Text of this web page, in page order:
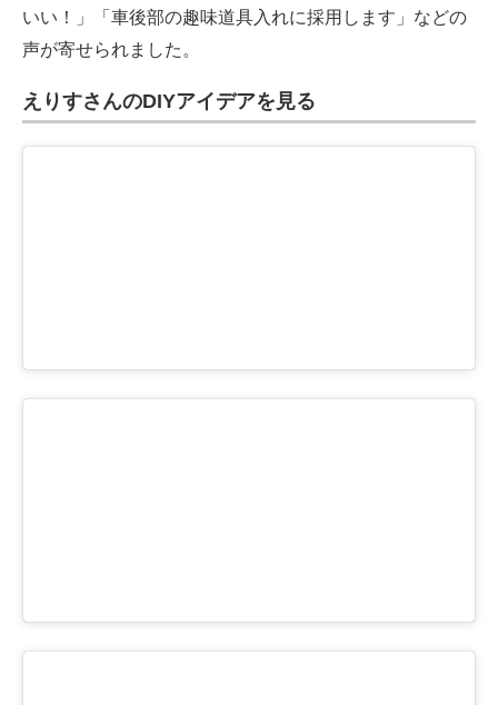
いい！」「車後部の趣味道具入れに採用します」などの
声が寄せられました。
えりすさんのDIYアイデアを見る